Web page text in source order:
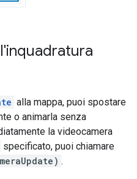
alla mappa, puoi spostare
o animarla senza
la videocamera
specificato, puoi chiamare
.